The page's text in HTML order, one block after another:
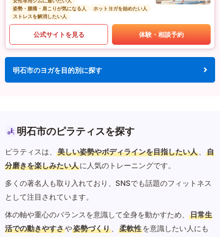
姿勢・腰痛・肩こりが気になる人
ホットヨガを始めたい人
ストレスを解消したい人
公式サイトを見る 体験・相談予約
明石市のヨガを目的別に探す
明石市のピラティスを探す
ピラティスは、 美しい姿勢やボディラインを目指したい人 、
自
分磨きを楽しみたい人に人気のトレーニングです。
多くの著名人も取り入れており、SNSでも話題のフィットネス
として注目されています。
体の軸や重心のバランスを意識して全身を動かすため、
日常生
活での動きやすさや姿勢づくり 、 柔軟性 を意識したい人にも